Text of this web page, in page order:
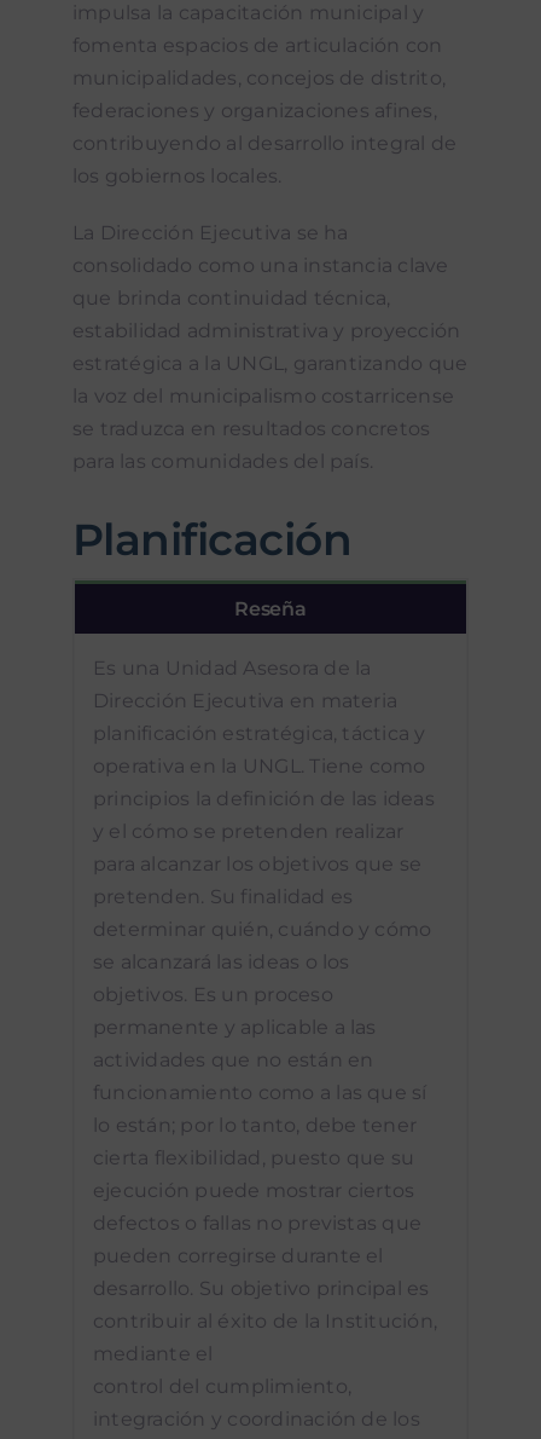
impulsa la capacitación municipal y
fomenta espacios de articulación con
municipalidades, concejos de distrito,
federaciones y organizaciones afines,
contribuyendo al desarrollo integral de
los gobiernos locales.
La Dirección Ejecutiva se ha
consolidado como una instancia clave
que brinda continuidad técnica,
estabilidad administrativa y proyección
estratégica a la UNGL, garantizando que
la voz del municipalismo costarricense
se traduzca en resultados concretos
para las comunidades del país.
Planificación
Reseña
Es una Unidad Asesora de la
Dirección Ejecutiva en materia
planificación estratégica, táctica y
operativa en la UNGL. Tiene como
principios la definición de las ideas
y el cómo se pretenden realizar
para alcanzar los objetivos que se
pretenden. Su finalidad es
determinar quién, cuándo y cómo
se alcanzará las ideas o los
objetivos. Es un proceso
permanente y aplicable a las
actividades que no están en
funcionamiento como a las que sí
lo están; por lo tanto, debe tener
cierta flexibilidad, puesto que su
ejecución puede mostrar ciertos
defectos o fallas no previstas que
pueden corregirse durante el
desarrollo. Su objetivo principal es
contribuir al éxito de la Institución,
mediante el
control del cumplimiento,
integración y coordinación de los